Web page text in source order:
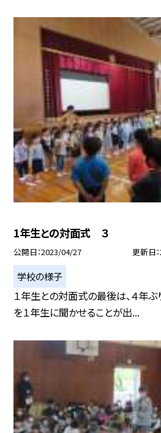
1年生との対面式 ３
公開日 2023/04/27 更新日
学校の様子
１年生との対面式の最後は、４年
を１年生に聞かせることが出...